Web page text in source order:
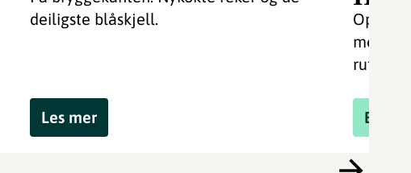
deiligste blåskjell.
Les mer
Opplev
mellom
rutebåt
Book